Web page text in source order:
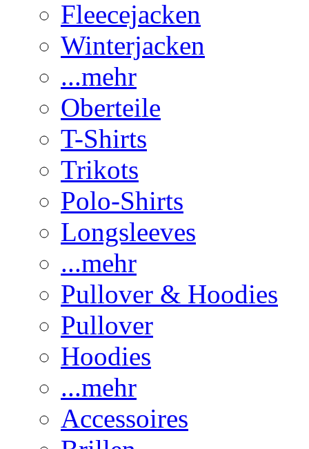
Fleecejacken
Winterjacken
...mehr
Oberteile
T-Shirts
Trikots
Polo-Shirts
Longsleeves
...mehr
Pullover & Hoodies
Pullover
Hoodies
...mehr
Accessoires